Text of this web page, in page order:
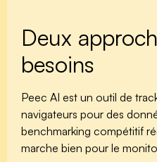
Deux
besoins
Peec AI est un outil de
navigateurs pour des
benchmarking compétitif
marche bien pour le